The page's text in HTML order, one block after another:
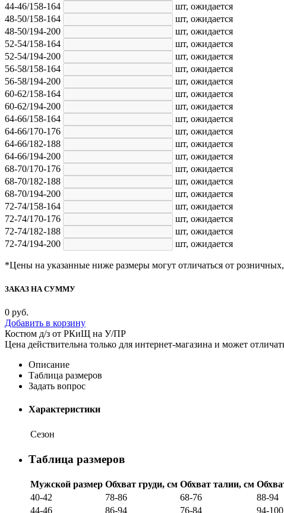
44-46/158-164
шт, ожидается
48-50/158-164
шт, ожидается
48-50/194-200
шт, ожидается
52-54/158-164
шт, ожидается
52-54/194-200
шт, ожидается
56-58/158-164
шт, ожидается
56-58/194-200
шт, ожидается
60-62/158-164
шт, ожидается
60-62/194-200
шт, ожидается
64-66/158-164
шт, ожидается
64-66/170-176
шт, ожидается
64-66/182-188
шт, ожидается
64-66/194-200
шт, ожидается
68-70/170-176
шт, ожидается
68-70/182-188
шт, ожидается
68-70/194-200
шт, ожидается
72-74/158-164
шт, ожидается
72-74/170-176
шт, ожидается
72-74/182-188
шт, ожидается
72-74/194-200
шт, ожидается
*Цены на указанные ниже размеры могут отличаться от
ЗАКАЗ НА СУММУ
0 руб.
Добавить в корзину
Костюм д/з от РКиЩ на У/ПР
Цена действительна только для интернет-магазина и может
Описание
Таблица размеров
Задать вопрос
Характеристики
Сезон
Таблица размеров
Мужской размер Обхват груди, см Обхват талии, см
40-42
78-86 68-76
88-94
44-46
86-94 76-84 94-100